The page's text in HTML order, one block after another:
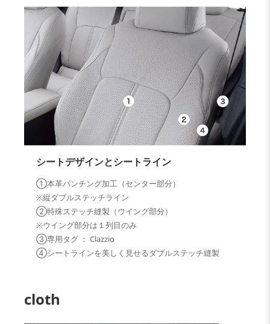
シートデザインとシートライン
①本革パンチング加工（センター部分）
※縦ダブルステッチライン
②特殊ステッチ縫製（ウイング部分）
※ウイング部分は１列目のみ
③専用タグ ： Clazzio
④シートラインを美しく見せるダブルステッチ縫製
cloth